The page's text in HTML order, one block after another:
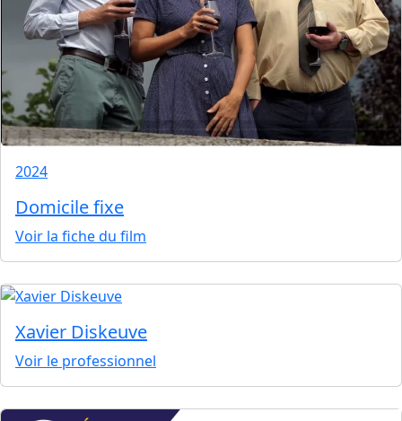
2024
Domicile fixe
Voir la fiche du film
Xavier Diskeuve
Voir le professionnel